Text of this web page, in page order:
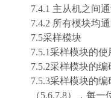
7.4.1 主从机之间
7.4.2 所有模块均
7.5采样模块
7.5.1采样模块的
7.5.2采样模块的
7.5.3采样模块的
（5.6.7.8），每